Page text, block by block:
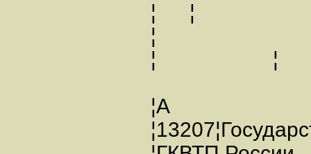
¦ ¦
¦
¦ ¦
¦А